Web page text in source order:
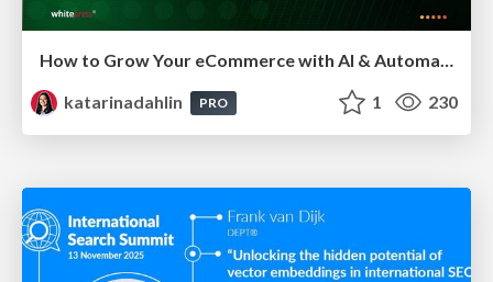
How to Grow Your eCommerce with AI & Automation
katarinadahlin
PRO 1 230